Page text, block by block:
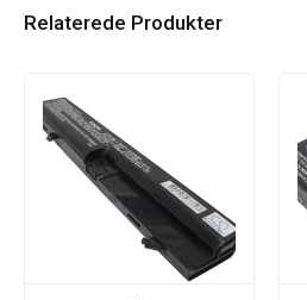
Relaterede Produkter